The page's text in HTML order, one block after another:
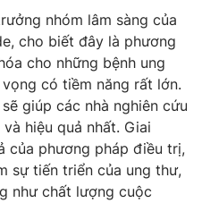
nhóm lâm sàng của
cho biết đây là phương
cho những bệnh ung
có tiềm năng rất lớn.
giúp các nhà nghiên cứu
hiệu quả nhất. Giai
của phương pháp điều trị,
sự tiến triển của ung thư,
như chất lượng cuộc